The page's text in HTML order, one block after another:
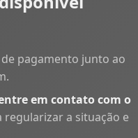
pagamento junto ao
em contato com o
regularizar a situação e